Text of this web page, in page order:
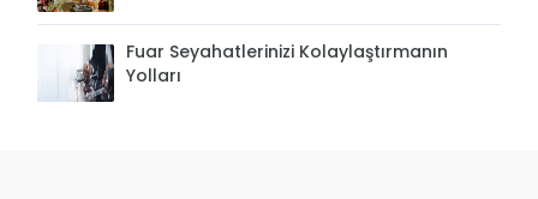
Fuar Seyahatlerinizi Kolaylaştırmanın
Yolları